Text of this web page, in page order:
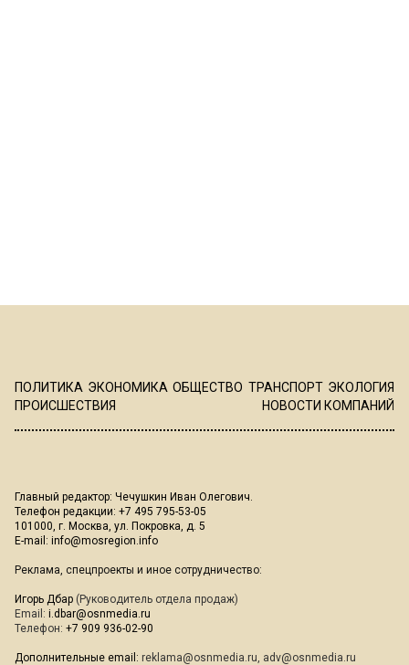
ПОЛИТИКА ЭКОНОМИКА ОБЩЕСТВО ТРАНСПОРТ ЭКОЛОГИЯ
ПРОИСШЕСТВИЯ
НОВОСТИ КОМПАНИЙ
Главный редактор: Чечушкин Иван Олегович.
Телефон редакции: +7 495 795-53-05
101000, г. Москва, ул. Покровка, д. 5
E-mail: info@mosregion.info
Реклама, спецпроекты и иное сотрудничество:
Игорь Дбар (Руководитель отдела продаж)
Email: i.dbar@osnmedia.ru
Телефон: +7 909 936-02-90
Дополнительные email: reklama@osnmedia.ru, adv@osnmedia.ru